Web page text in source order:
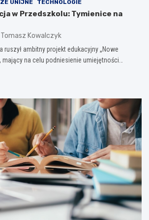
UNIJNE TECHNOLOGIE
w Przedszkolu: Tymienice na
Tomasz Kowalczyk
ruszył ambitny projekt edukacyjny „Nowe
na celu podniesienie umiejętności…